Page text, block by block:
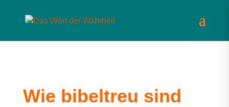
Wie bibeltreu sind